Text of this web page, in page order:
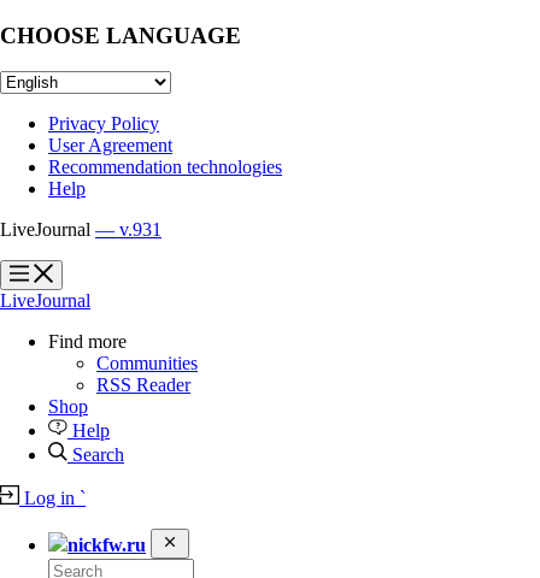
CHOOSE LANGUAGE
Privacy Policy
User Agreement
Recommendation technologies
Help
LiveJournal — v.931
?
?
LiveJournal
Find more
Communities
RSS Reader
Shop
Help
Search
Log in `
nickfw.ru